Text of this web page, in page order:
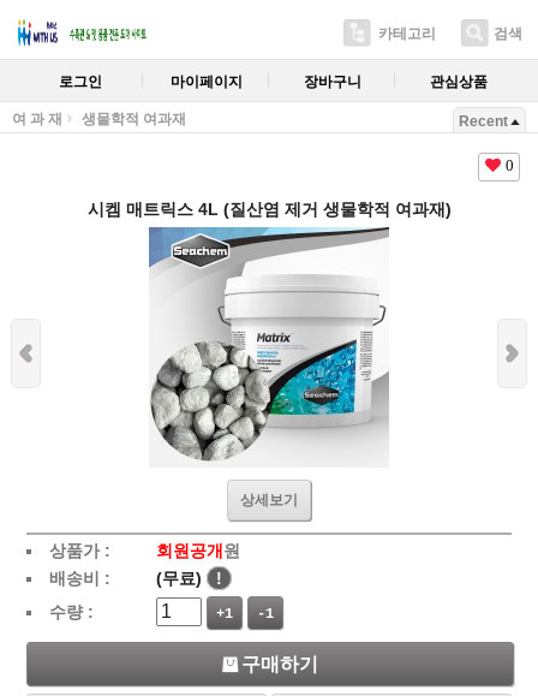
카테고리 검색
로그인 마이페이지 장바구니 관심상품
여 과 재 생물학적 여과재 Recent
0
시켐 매트릭스 4L (질산염 제거 생물학적 여과재)
상세보기
상품가 : 회원공개 원
배송비 :
(무료)
!
수량 :
+1 -1
구매하기